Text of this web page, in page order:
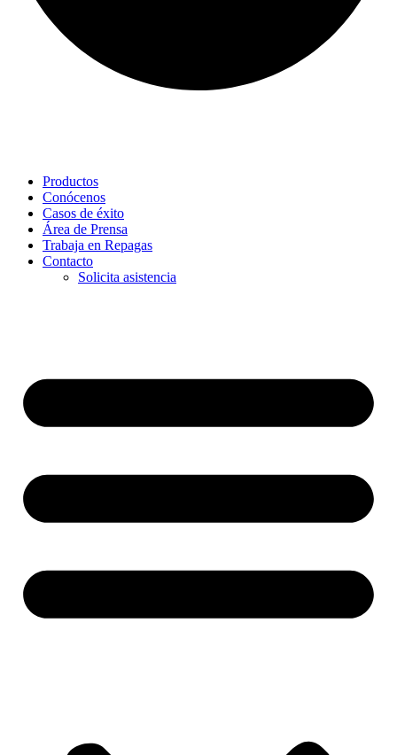
Productos
Conócenos
Casos de éxito
Área de Prensa
Trabaja en Repagas
Contacto
Solicita asistencia